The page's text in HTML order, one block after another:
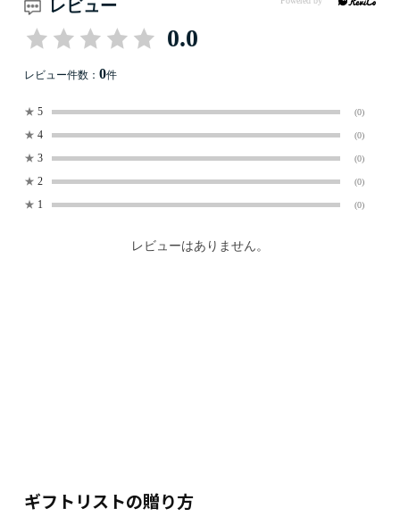
レビュー
0.0
レビュー件数： 0件
★ 5 (0)
★ 4 (0)
★ 3 (0)
★ 2 (0)
★ 1 (0)
レビューはありません。
ギフトリストの贈り方